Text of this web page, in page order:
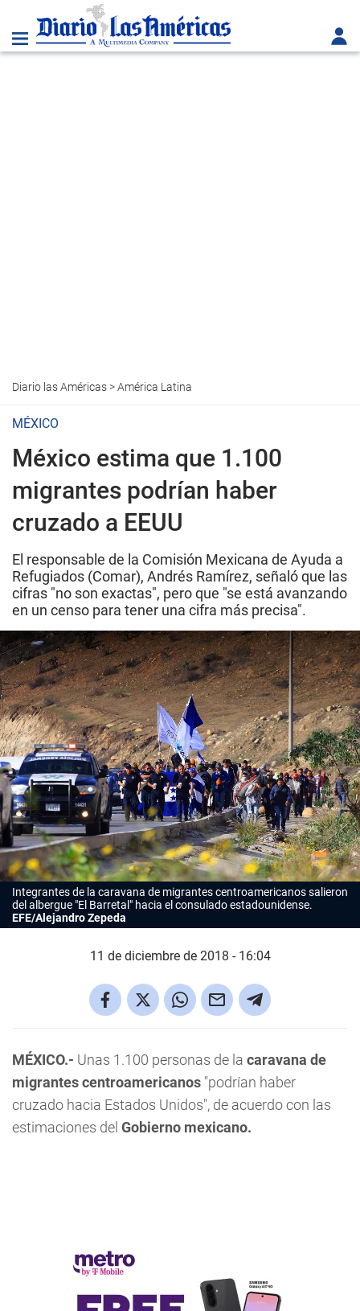
Diario las Américas>América Latina
MÉXICO
México estima que 1.100
migrantes podrían haber
cruzado a EEUU
El responsable de la Comisión Mexicana de Ayuda a
Refugiados (Comar), Andrés Ramírez, señaló que las
cifras "no son exactas", pero que "se está avanzando
en un censo para tener una cifra más precisa".
Integrantes de la caravana de migrantes centroamericanos salieron
del albergue "El Barretal" hacia el consulado estadounidense.
EFE/Alejandro Zepeda
11 de diciembre de 2018 - 16:04
MÉXICO.- Unas 1.100 personas de la caravana de
migrantes centroamericanos "podrían haber
cruzado hacia Estados Unidos", de acuerdo con las
estimaciones del Gobierno mexicano.